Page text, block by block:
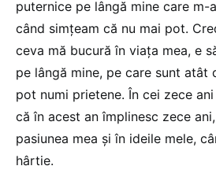
puternice pe lângă mine care m-
când simțeam că nu mai pot.
ceva mă bucură în viața mea, e
pe lângă mine, pe care sunt atât
pot numi prietene. În cei zece
că în acest an împlinesc zece
pasiunea mea și în ideile mele,
hârtie.